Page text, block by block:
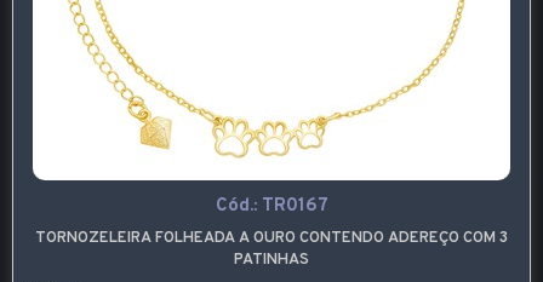
Cód.: TR0167
TORNOZELEIRA FOLHEADA A OURO CONTENDO ADEREÇO COM 3
PATINHAS